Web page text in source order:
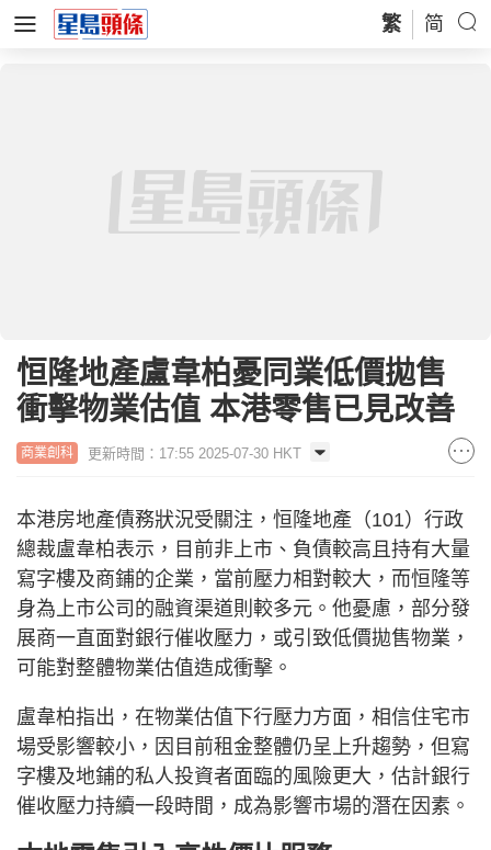
繁 简
恒隆地產盧韋柏憂同業低價拋售
衝擊物業估值 本港零售已見改善
商業創科 更新時間：17:55 2025-07-30 HKT
本港房地產債務狀況受關注，恒隆地產（101）行政
總裁盧韋柏表示，目前非上市、負債較高且持有大量
寫字樓及商鋪的企業，當前壓力相對較大，而恒隆等
身為上市公司的融資渠道則較多元。他憂慮，部分發
展商一直面對銀行催收壓力，或引致低價拋售物業，
可能對整體物業估值造成衝擊。
盧韋柏指出，在物業估值下行壓力方面，相信住宅市
場受影響較小，因目前租金整體仍呈上升趨勢，但寫
字樓及地鋪的私人投資者面臨的風險更大，估計銀行
催收壓力持續一段時間，成為影響市場的潛在因素。